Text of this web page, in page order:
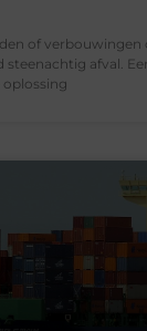
of verbouwingen
steenachtig afval.
oplossing